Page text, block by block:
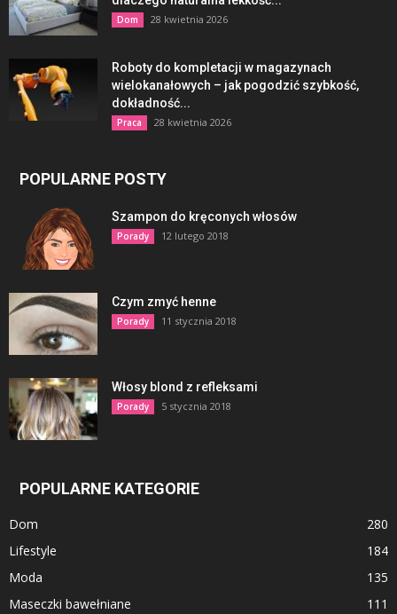
Dom 28 kwietnia 2026
Roboty do kompletacji w magazynach
wielokanałowych – jak pogodzić szybkość,
dokładność...
Praca 28 kwietnia 2026
POPULARNE POSTY
Szampon do kręconych włosów
Porady 12 lutego 2018
Czym zmyć henne
Porady 11 stycznia 2018
Włosy blond z refleksami
Porady 5 stycznia 2018
POPULARNE KATEGORIE
Dom
280
Lifestyle
184
Moda
135
Maseczki bawełniane
111